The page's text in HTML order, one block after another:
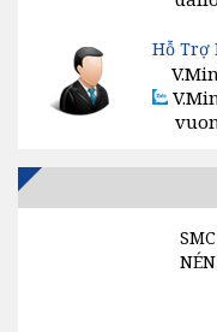
Hỗ Trợ